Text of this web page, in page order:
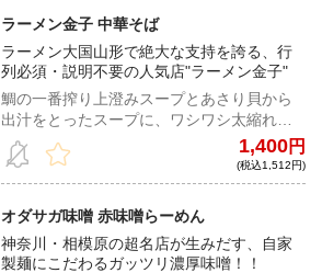
ラーメン金子 中華そば
ラーメン大国山形で絶大な支持を誇る、行
列必須・説明不要の人気店"ラーメン金子"
鯛の一番搾り上澄みスープとあさり貝から
出汁をとったスープに、ワシワシ太縮れ麺
が絡んだ、上品さと力強さを兼ね備えた一
杯！
1,400円
(税込1,512円)
オダサガ味噌 赤味噌らーめん
神奈川・相模原の超名店が生みだす、自家
製麺にこだわるガッツリ濃厚味噌！！